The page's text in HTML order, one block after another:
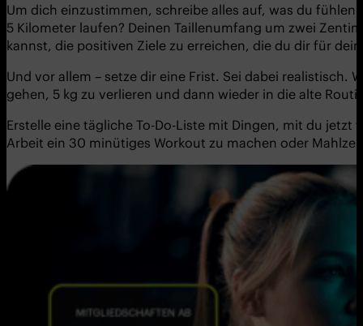
Um dich einzustimmen, schreibe alles auf, was du
5 Kilometer laufen? Deinen Taillenumfang um zwei
kannst, die positiven Ziele zu erreichen, die du dir für
Und vor allem – setze dir eine Frist. Sei dabei
gehen, 5 kg zu verlieren und dann wieder in die alte
Erstelle eine tägliche To-Do-Liste mit Dingen, mit du
Arbeit ein 30 minütiges Workout zu machen oder